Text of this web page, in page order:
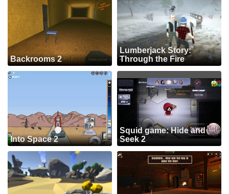
Backrooms 2
Lumberjack Story:
Through the Fire
Into Space 2
Squid game: Hide and
Seek 2